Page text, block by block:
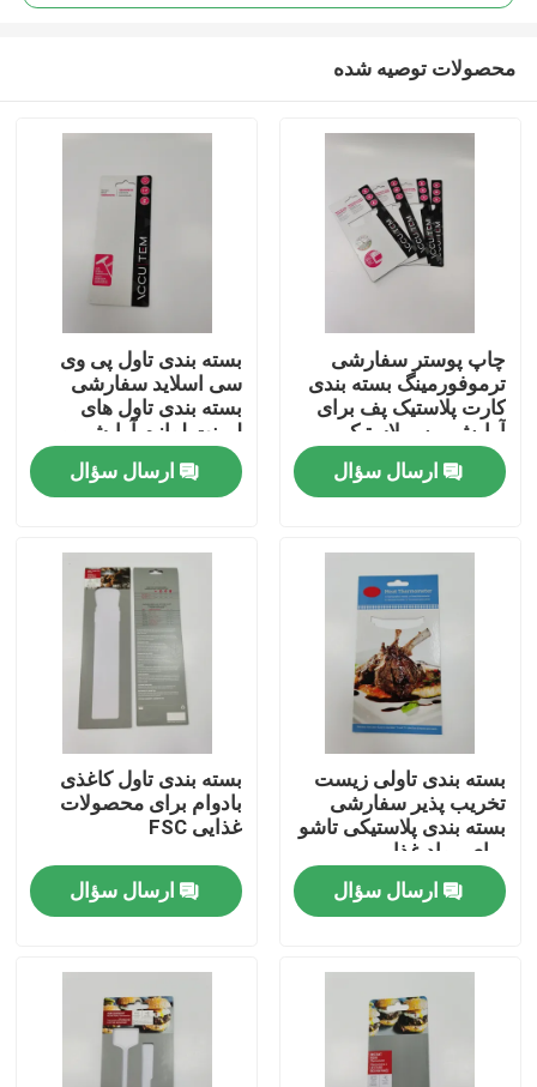
خانه
محصولات
کارخانه تور
کنترل کیفیت
تماس با ما
درخواست نقل قول
جعبه بسته بندی چاپ شده
جعبه های بسته بندی خرده فروشی
جعبه های بسته بندی سفارشی
محصولات توصیه شده
چاپ پوستر سفارشی
ترموفورمینگ بسته بندی
کارت پلاستیک پف برای
آرایش برس لاستیک
ارسال سؤال
بسته بندی تاول پی وی
سی اسلاید سفارشی
بسته بندی تاول های
لمینت لوازم آرایشی و
بهداشتی
ارسال سؤال
بسته بندی تاولی زیست
تخریب پذیر سفارشی
بسته بندی پلاستیکی تاشو
برای مواد غذایی
ارسال سؤال
بسته بندی تاول کاغذی
بادوام برای محصولات
غذایی FSC
ارسال سؤال